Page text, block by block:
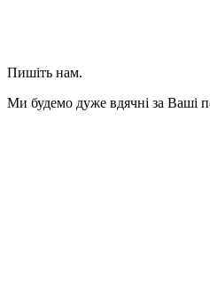
Пишіть нам.
Ми будемо дуже вдячні за Ваші